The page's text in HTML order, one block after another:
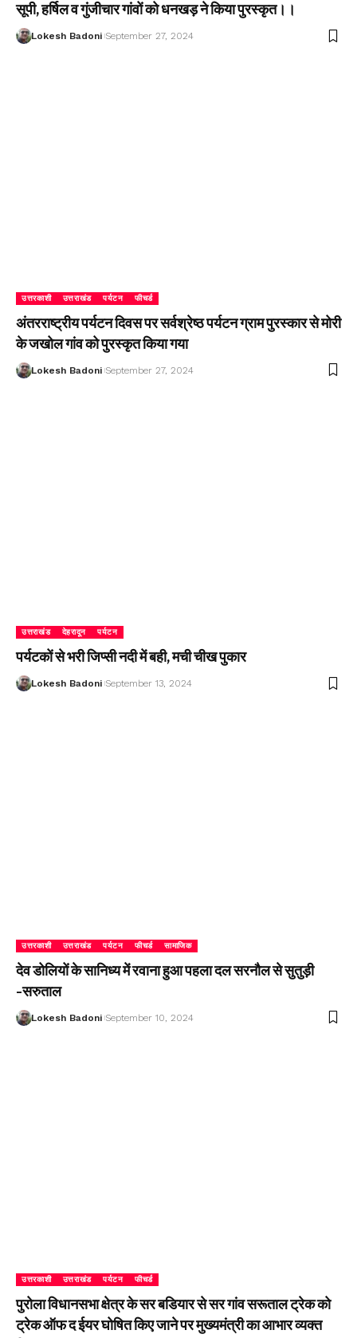
सूपी, हर्षिल व गुंजीचार गांवों को धनखड़ ने किया पुरस्कृत।।
Lokesh Badoni September 27, 2024
उत्तरकाशी उत्तराखंड पर्यटन फीचर्ड
अंतरराष्ट्रीय पर्यटन दिवस पर सर्वश्रेष्ठ पर्यटन ग्राम पुरस्कार से मोरी
के जखोल गांव को पुरस्कृत किया गया
Lokesh Badoni September 27, 2024
उत्तराखंड देहरादून पर्यटन
पर्यटकों से भरी जिप्सी नदी में बही, मची चीख पुकार
Lokesh Badoni September 13, 2024
उत्तरकाशी उत्तराखंड पर्यटन फीचर्ड सामाजिक
देव डोलियों के सानिध्य में रवाना हुआ पहला दल सरनौल से सुतुड़ी
-सरुताल
Lokesh Badoni September 10, 2024
उत्तरकाशी उत्तराखंड पर्यटन फीचर्ड
पुरोला विधानसभा क्षेत्र के सर बडियार से सर गांव सरूताल ट्रेक को
ट्रेक ऑफ द ईयर घोषित किए जाने पर मुख्यमंत्री का आभार व्यक्त